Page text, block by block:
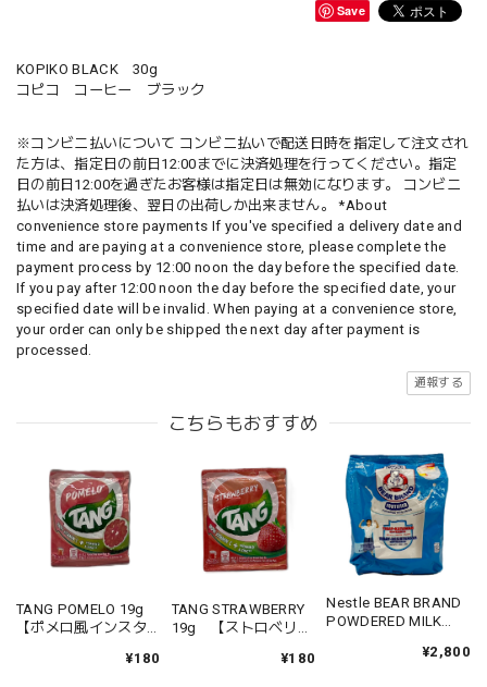
Save
KOPIKO BLACK 30g
コピコ コーヒー ブラック
※コンビニ払いについて コンビニ払いで配送日時を指定して注文され
た方は、指定日の前日12:00までに決済処理を行ってください。指定
日の前日12:00を過ぎたお客様は指定日は無効になります。 コンビニ
払いは決済処理後、翌日の出荷しか出来ません。 *About
convenience store payments If you've specified a delivery date and
time and are paying at a convenience store, please complete the
payment process by 12:00 noon the day before the specified date.
If you pay after 12:00 noon the day before the specified date, your
specified date will be invalid. When paying at a convenience store,
your order can only be shipped the next day after payment is
processed.
通報する
こちらもおすすめ
TANG POMELO 19g
【ポメロ風インスタ
¥180
TANG STRAWBERRY
19g 【ストロベリー
¥180
Nestle BEAR BRAND
POWDERED MILK
ブランドパウダーミ
¥2,800